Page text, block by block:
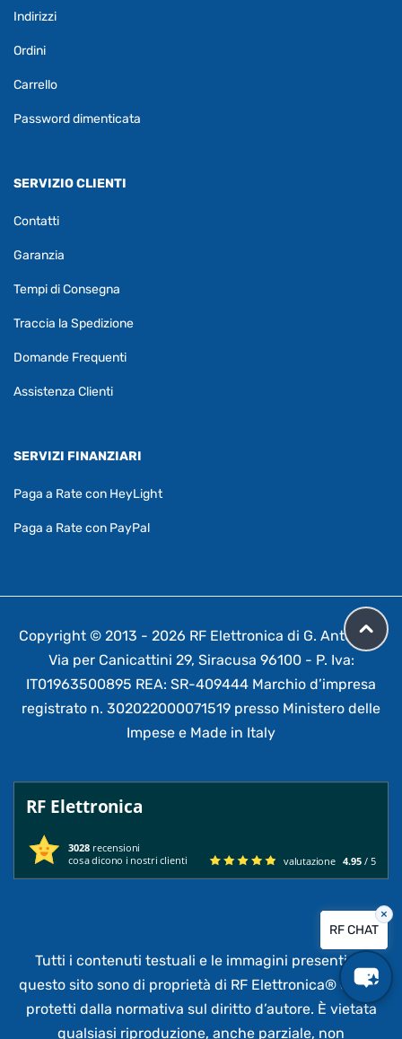
Indirizzi
Ordini
Carrello
Password dimenticata
SERVIZIO CLIENTI
Contatti
Garanzia
Tempi di Consegna
Traccia la Spedizione
Domande Frequenti
Assistenza Clienti
SERVIZI FINANZIARI
Paga a Rate con HeyLight
Paga a Rate con PayPal
Copyright © 2013 - 2026 RF Elettronica di G. Antonelli,
Via per Canicattini 29, Siracusa 96100 - P. Iva:
IT01963500895 REA: SR-409444 Marchio d’impresa
registrato n. 302022000071519 presso Ministero delle
Impese e Made in Italy
RF Elettronica
3028 recensioni
cosa dicono i nostri clienti valutazione 4.95 / 5
Tutti i contenuti testuali e le immagini presenti su
questo sito sono di proprietà di RF Elettronica®e sono
protetti dalla normativa sul diritto d’autore. È vietata
qualsiasi riproduzione, anche parziale, non
RF CHAT
×